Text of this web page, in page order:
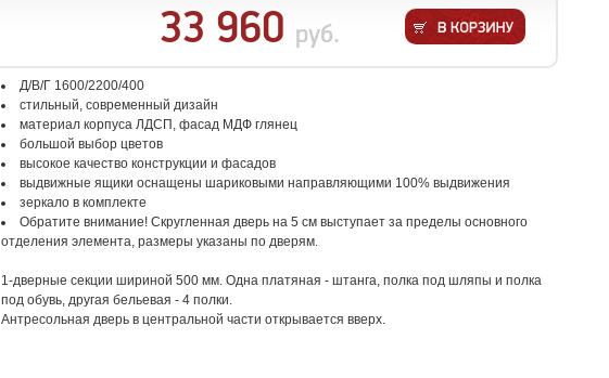
33 960 руб.
Д/В/Г 1600/2200/400
стильный, современный дизайн
материал корпуса ЛДСП, фасад МДФ глянец
большой выбор цветов
высокое качество конструкции и фасадов
выдвижные ящики оснащены шариковыми направляющими 100% выдвижения
зеркало в комплекте
Обратите внимание! Скругленная дверь на 5 см выступает за пределы основного
отделения элемента, размеры указаны по дверям.
1-дверные секции шириной 500 мм. Одна платяная - штанга, полка под шляпы и полка
под обувь, другая бельевая - 4 полки.
Антресольная дверь в центральной части открывается вверх.